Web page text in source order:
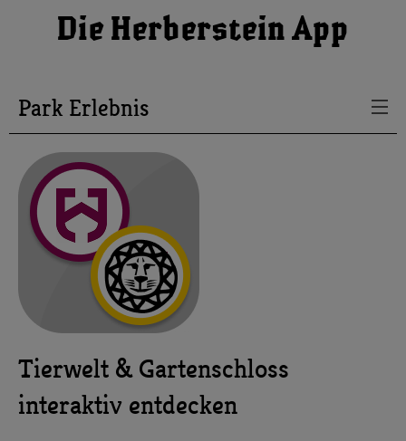
Die Herberstein App
Park Erlebnis
Tierwelt & Gartenschloss
interaktiv entdecken